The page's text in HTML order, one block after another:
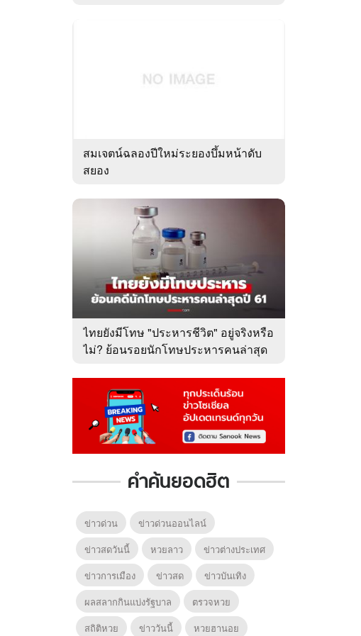
สมเจตน์ฉลองปีใหม่ระยองบึ้มหน้าดับ
สยอง
ไทยยังมีโทษ "ประหารชีวิต" อยู่จริงหรือ
ไม่? ย้อนรอยนักโทษประหารคนล่าสุด
คำค้นยอดฮิต
ข่าวด่วน
ข่าวด่วนออนไลน์
ข่าวสดวันนี้
หวยลาว
ข่าวต่างประเทศ
ข่าวการเมือง
ข่าวสด
ข่าวบันเทิง
ผลสลากกินแบ่งรัฐบาล
ตรวจหวย
สถิติหวย
ข่าววันนี้ หวยฮานอย